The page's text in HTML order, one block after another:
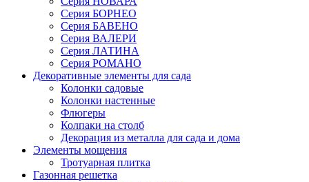
Серия БОРНЕО
Серия БАВЕНО
Серия ВАЛЕРИ
Серия ЛАТИНА
Серия РОМАНО
Декоративные элементы для сада
Колонки садовые
Колонки настенные
Флюгеры
Колпаки на столб
Декорация из металла для сада и дома
Элементы мощения
Тротуарная плитка
Газонная решетка